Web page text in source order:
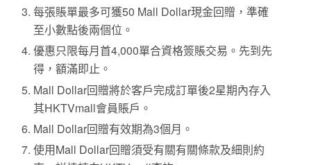
每張賬單最多可獲50 Mall Dollar現金回贈，準確
至小數點後兩個位。
優惠只限每月首4,000單合資格簽賬交易。先到先
得，額滿即止。
Mall Dollar回贈將於客戶完成訂單後2星期內存入
其HKTVmall會員賬戶。
Mall Dollar回贈有效期為3個月。
使用Mall Dollar回贈須受有關有關條款及細則約